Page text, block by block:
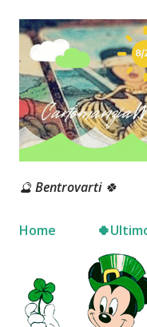
Passa
🔮 Bentrovarti 🍀
Home